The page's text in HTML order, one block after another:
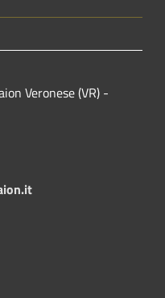
Veronese (VR) -